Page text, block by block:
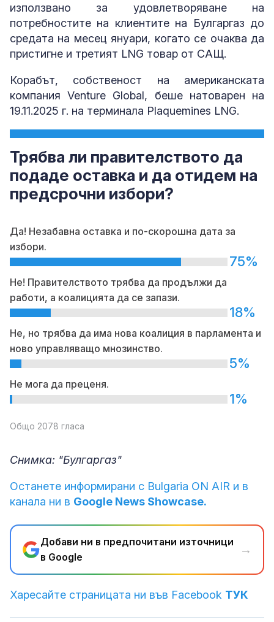
използвано за удовлетворяване на
потребностите на клиентите на Булгаргаз до
средата на месец януари, когато се очаква да
пристигне и третият LNG товар от САЩ.
Корабът, собственост на американската
компания Venture Global, беше натоварен на
19.11.2025 г. на терминала Plaquemines LNG.
Трябва ли правителството да
подаде оставка и да отидем на
предсрочни избори?
Да! Незабавна оставка и по-скорошна дата за
избори.
75%
Не! Правителството трябва да продължи да
работи, а коалицията да се запази.
18%
Не, но трябва да има нова коалиция в парламента и
ново управляващо мнозинство.
5%
Не мога да преценя.
1%
Общо 2078 гласа
Снимка: "Булгаргаз"
Останете информирани с Bulgaria ON AIR и в
канала ни в Google News Showcase.
Добави ни в предпочитани източници
в Google
→
Харесайте страницата ни във Facebook ТУК